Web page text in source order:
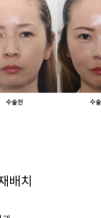
배치